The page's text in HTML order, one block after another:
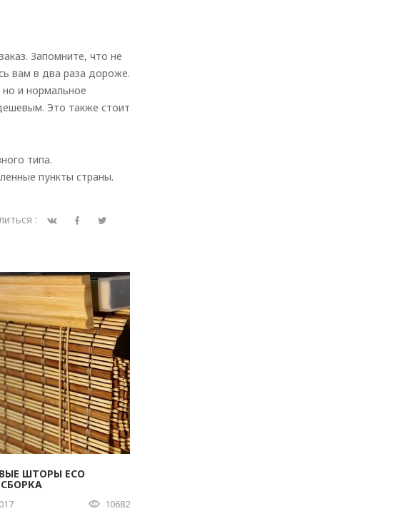
Запомните, что не
вам в два раза дороже.
и нормальное
Это также стоит
типа.
пункты страны.
:
ШТОРЫ ECO
10682